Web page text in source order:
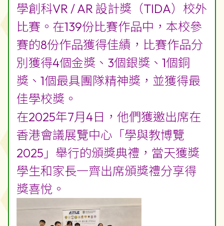
學創科VR / AR 設計獎（TIDA）校外
比賽。在139份比賽作品中，本校參
賽的8份作品獲得佳績，比賽作品分
別獲得4個金獎、3個銀獎、1個銅
獎、1個最具團隊精神獎，並獲得最
佳學校獎。
在2025年7月4日，他們獲邀出席在
香港會議展覽中心「學與教博覽
2025」舉行的頒獎典禮，當天獲獎
學生和家長一齊出席頒獎禮分享得
獎喜悅。